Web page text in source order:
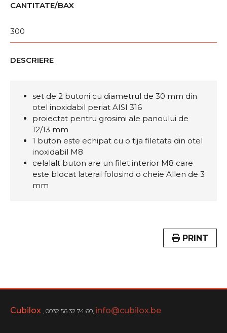
CANTITATE/BAX
300
DESCRIERE
set de 2 butoni cu diametrul de 30 mm din
otel inoxidabil periat AISI 316
proiectat pentru grosimi ale panoului de
12/13 mm
1 buton este echipat cu o tija filetata din otel
inoxidabil M8
celalalt buton are un filet interior M8 care
este blocat lateral folosind o cheie Allen de 3
mm
PRINT
Cubilox , 0032 56 32 74 60, info@cubilox.be